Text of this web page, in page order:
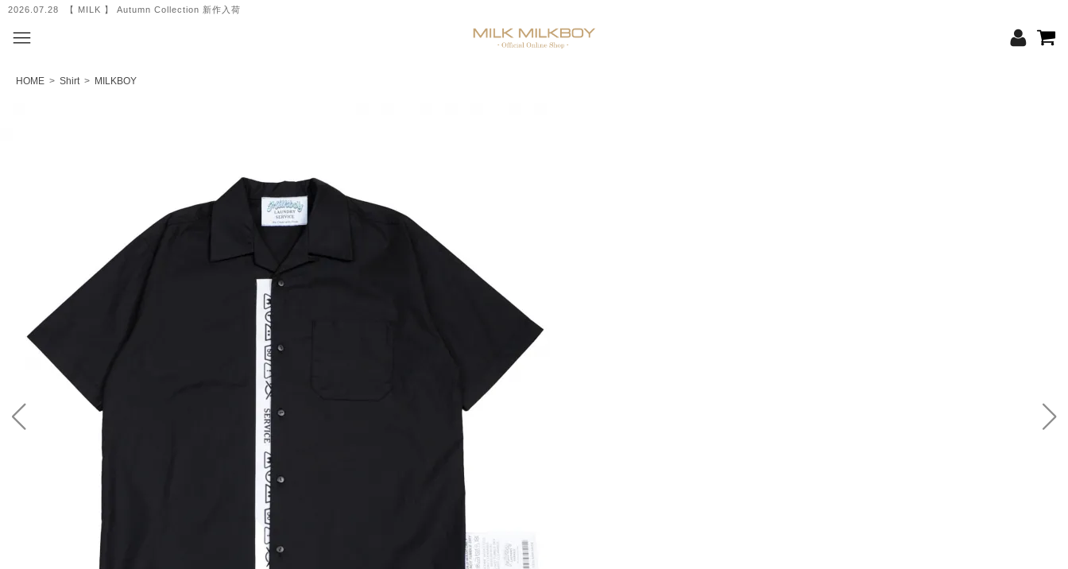
2026.07.01 【 MILK MILKBOY 】 Summer Collection 新作入荷
HOME > Shirt> MILKBOY